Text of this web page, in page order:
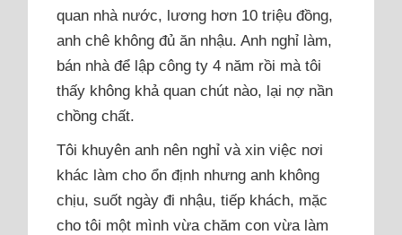
quan nhà nước, lương hơn 10 triệu đồng,
anh chê không đủ ăn nhậu. Anh nghỉ làm,
bán nhà để lập công ty 4 năm rồi mà tôi
thấy không khả quan chút nào, lại nợ nần
chồng chất.
Tôi khuyên anh nên nghỉ và xin việc nơi
khác làm cho ổn định nhưng anh không
chịu, suốt ngày đi nhậu, tiếp khách, mặc
cho tôi một mình vừa chăm con vừa làm